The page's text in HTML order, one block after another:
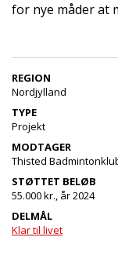
for nye måder at
REGION
Nordjylland
TYPE
Projekt
MODTAGER
Thisted
STØTTET BELØB
55.000 kr., år 2024
DELMÅL
Klar til livet